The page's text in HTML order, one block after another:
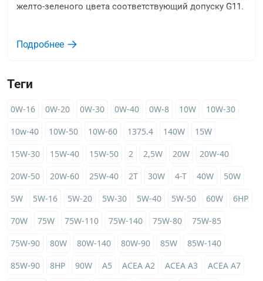
Теги
0W-16 0W-20 0W-30 0W-40 0W-8 10W
10W-30
10w-40
10W-50 10W-60 1375.4 140W
15W
15W-30
15W-40 15W-50 2 2,5W 20W
20W-40
20W-50
20W-60 25W-40 2T 30W 4-T 40W
50W
5W
5W-16 5W-20 5W-30 5W-40 5W-50 60W
6HP
70W
75W 75W-110 75W-140 75W-80
75W-85
75W-90
80W 80W-140 80W-90 85W
85W-140
85W-90
8HP 90W A5 ACEA A2 ACEA A3
ACEA A7
желто-зеленого цвета соответствующий допуску G11.
Подробнее